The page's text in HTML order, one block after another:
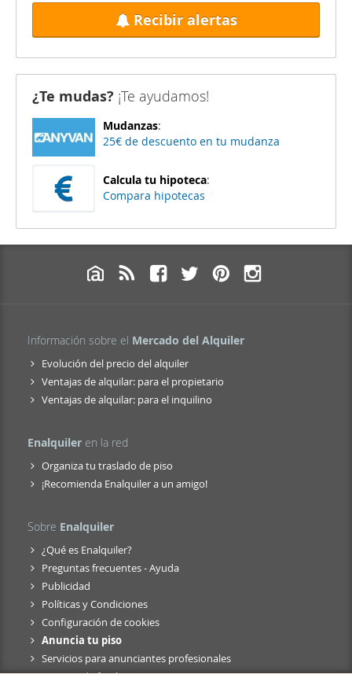
Recibir alertas
¿Te mudas? ¡Te ayudamos!
Mudanzas:
25€ de descuento en tu mudanza
Calcula tu hipoteca:
Compara hipotecas
Información sobre el Mercado del Alquiler
Evolución del precio del alquiler
Ventajas de alquilar: para el propietario
Ventajas de alquilar: para el inquilino
Enalquiler en la red
Organiza tu traslado de piso
¡Recomienda Enalquiler a un amigo!
Sobre Enalquiler
¿Qué es Enalquiler?
Preguntas frecuentes - Ayuda
Publicidad
Políticas y Condiciones
Configuración de cookies
Anuncia tu piso
Servicios para anunciantes profesionales